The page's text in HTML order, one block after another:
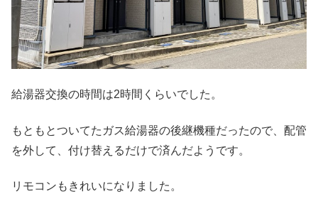
給湯器交換の時間は2時間くらいでした。
もともとついてたガス給湯器の後継機種だったので、配管
を外して、付け替えるだけで済んだようです。
リモコンもきれいになりました。